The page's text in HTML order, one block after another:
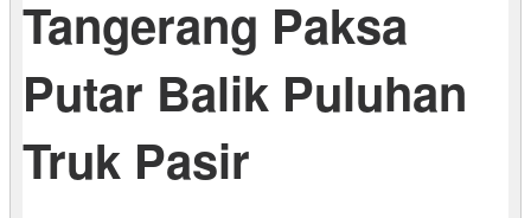
Tangerang Paksa
Putar Balik Puluhan
Truk Pasir